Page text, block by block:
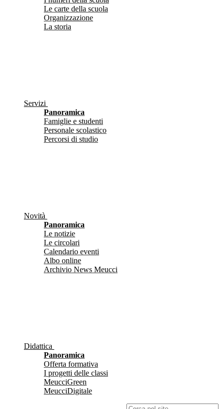
Le carte della scuola
Organizzazione
La storia
Servizi
Panoramica
Famiglie e studenti
Personale scolastico
Percorsi di studio
Novità
Panoramica
Le notizie
Le circolari
Calendario eventi
Albo online
Archivio News Meucci
Didattica
Panoramica
Offerta formativa
I progetti delle classi
MeucciGreen
MeucciDigitale